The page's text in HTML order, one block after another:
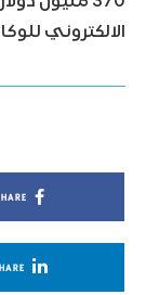
الالكتروني